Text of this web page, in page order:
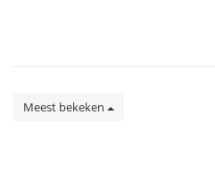
Meest bekeken